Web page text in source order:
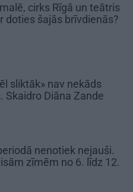
cirks Rīgā un teātris
doties šajās brīvdienās?
sliktāk» nav nekāds
Skaidro Diāna Zande
nenotiek nejauši.
zīmēm no 6. līdz 12.